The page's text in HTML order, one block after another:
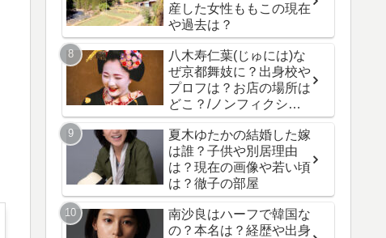
産した女性ももこの現在
や過去は？
八木寿仁葉(じゅには)な
ぜ京都舞妓に？出身校や
プロフは？お店の場所は
どこ？/ノンフィクショ
ン
夏木ゆたかの結婚した嫁
は誰？子供や別居理由
は？現在の画像や若い頃
は？徹子の部屋
南沙良はハーフで韓国な
の？本名は？経歴や出身